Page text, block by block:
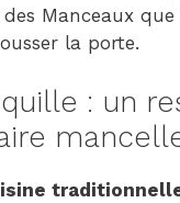
Manceaux
la porte.
: un